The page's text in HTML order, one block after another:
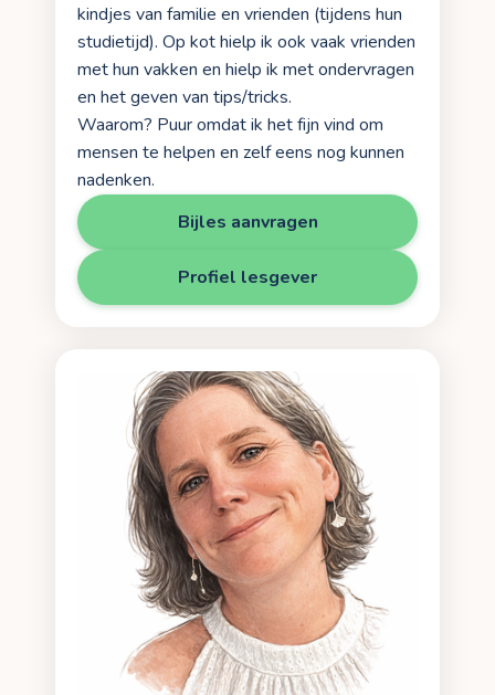
kindjes van familie en vrienden (tijdens hun
studietijd). Op kot hielp ik ook vaak vrienden
met hun vakken en hielp ik met ondervragen
en het geven van tips/tricks.
Waarom? Puur omdat ik het fijn vind om
mensen te helpen en zelf eens nog kunnen
nadenken.
Bijles aanvragen
Profiel lesgever